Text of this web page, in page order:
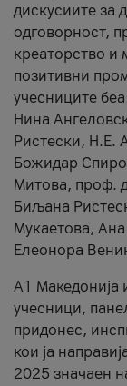
дискусиите за
одговорност,
креаторство и
позитивни
учесниците
Нина
Ристески, Н.Е.
Божидар
Митова, проф.
Биљана
Мукаетова,
Елеонора
А1 Македонија
учесници,
придонес,
кои ја
2025 значаен